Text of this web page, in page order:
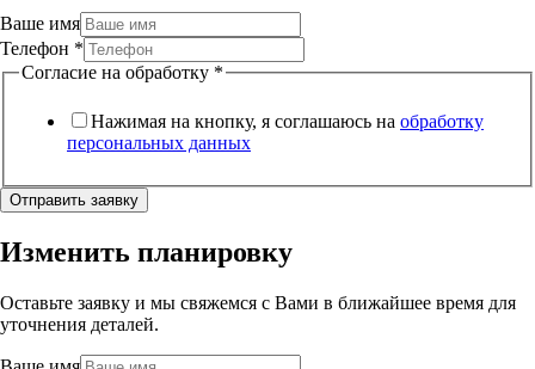
Ваше имя
Телефон *
Согласие на обработку *
Нажимая на кнопку, я соглашаюсь на обработку
персональных данных
Отправить заявку
Изменить планировку
Оставьте заявку и мы свяжемся с Вами в ближайшее время для
уточнения деталей.